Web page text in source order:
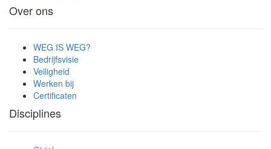
Over ons
WEG IS WEG?
Bedrijfsvisie
Veiligheid
Werken bij
Certificaten
Disciplines